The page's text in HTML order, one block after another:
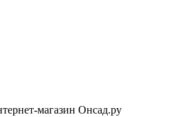
магазин Онсад.ру